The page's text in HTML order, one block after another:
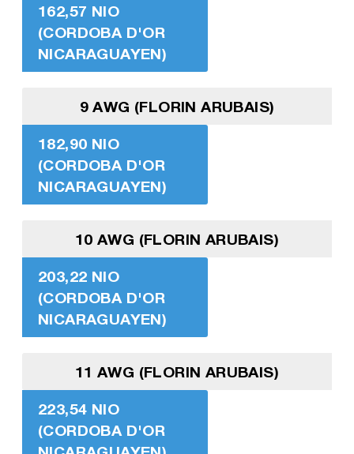
162,57 NIO
(CORDOBA D'OR
NICARAGUAYEN)
9 AWG (FLORIN ARUBAIS)
182,90 NIO
(CORDOBA D'OR
NICARAGUAYEN)
10 AWG (FLORIN ARUBAIS)
203,22 NIO
(CORDOBA D'OR
NICARAGUAYEN)
11 AWG (FLORIN ARUBAIS)
223,54 NIO
(CORDOBA D'OR